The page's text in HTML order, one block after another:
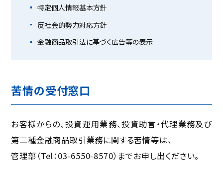
特定個人情報基本方針
反社会的勢力対応方針
金融商品取引法に基づく広告等の表示
苦情の受付窓口
お客様からの、投資運用業務、投資助言・代理業務及び
第二種金融商品取引業務に関する苦情等は、
管理部（Tel：03-6550-8570）までお申し出ください。